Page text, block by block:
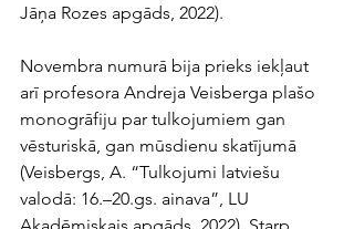
Jāņa Rozes apgāds, 2022).
Novembra numurā bija prieks iekļaut
arī profesora Andreja Veisberga plašo
monogrāfiju par tulkojumiem gan
vēsturiskā, gan mūsdienu skatījumā
(Veisbergs, A. “Tulkojumi latviešu
valodā: 16.–20.gs. ainava”, LU
Akadēmiskais apgāds, 2022). Starp